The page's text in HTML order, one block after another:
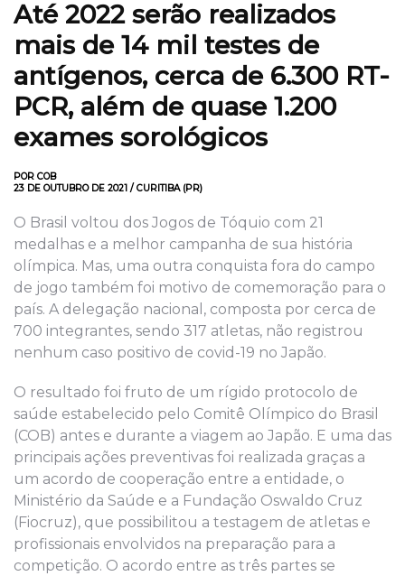
Até 2022 serão realizados
mais de 14 mil testes de
antígenos, cerca de 6.300 RT-
PCR, além de quase 1.200
exames sorológicos
POR COB
23 DE OUTUBRO DE 2021 / CURITIBA (PR)
O Brasil voltou dos Jogos de Tóquio com 21
medalhas e a melhor campanha de sua história
olímpica. Mas, uma outra conquista fora do campo
de jogo também foi motivo de comemoração para o
país. A delegação nacional, composta por cerca de
700 integrantes, sendo 317 atletas, não registrou
nenhum caso positivo de covid-19 no Japão.
O resultado foi fruto de um rígido protocolo de
saúde estabelecido pelo Comitê Olímpico do Brasil
(COB) antes e durante a viagem ao Japão. E uma das
principais ações preventivas foi realizada graças a
um acordo de cooperação entre a entidade, o
Ministério da Saúde e a Fundação Oswaldo Cruz
(Fiocruz), que possibilitou a testagem de atletas e
profissionais envolvidos na preparação para a
competição. O acordo entre as três partes se